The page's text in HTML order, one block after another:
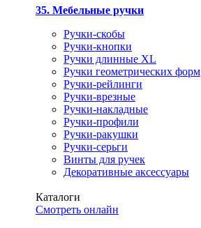
35. Мебельные ручки
Ручки-скобы
Ручки-кнопки
Ручки длинные XL
Ручки геометрических форм
Ручки-рейлинги
Ручки-врезные
Ручки-накладные
Ручки-профили
Ручки-ракушки
Ручки-серьги
Винты для ручек
Декоративные аксессуары
Каталоги
Смотреть онлайн